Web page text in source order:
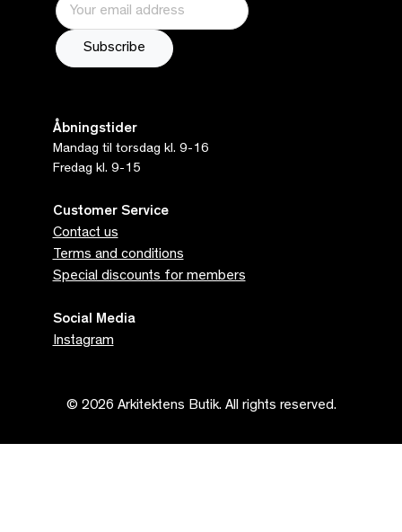
Åbningstider
Mandag til torsdag kl. 9-16
Fredag kl. 9-15
Customer Service
Contact us
Terms and conditions
Special discounts for members
Social Media
Instagram
© 2026 Arkitektens Butik. All rights reserved.